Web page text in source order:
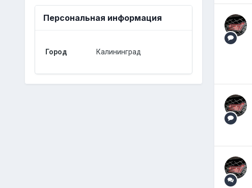
Персональная информация
Город Калининград